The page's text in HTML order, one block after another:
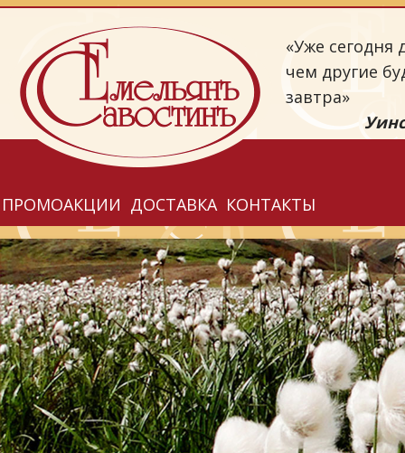
«Уже сегодня
чем другие
завтра»
ПРОМОАКЦИИ ДОСТАВКА КОНТАКТЫ